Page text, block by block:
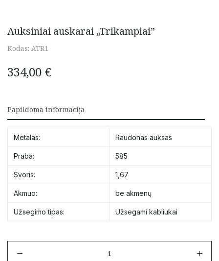
Auksiniai auskarai „Trikampiai”
Kodas: ATR1
334,00 €
Papildoma informacija
Metalas: Raudonas auksas
Praba: 585
Svoris: 1,67
Akmuo: be akmenų
Užsegimo tipas: Užsegami kabliukai